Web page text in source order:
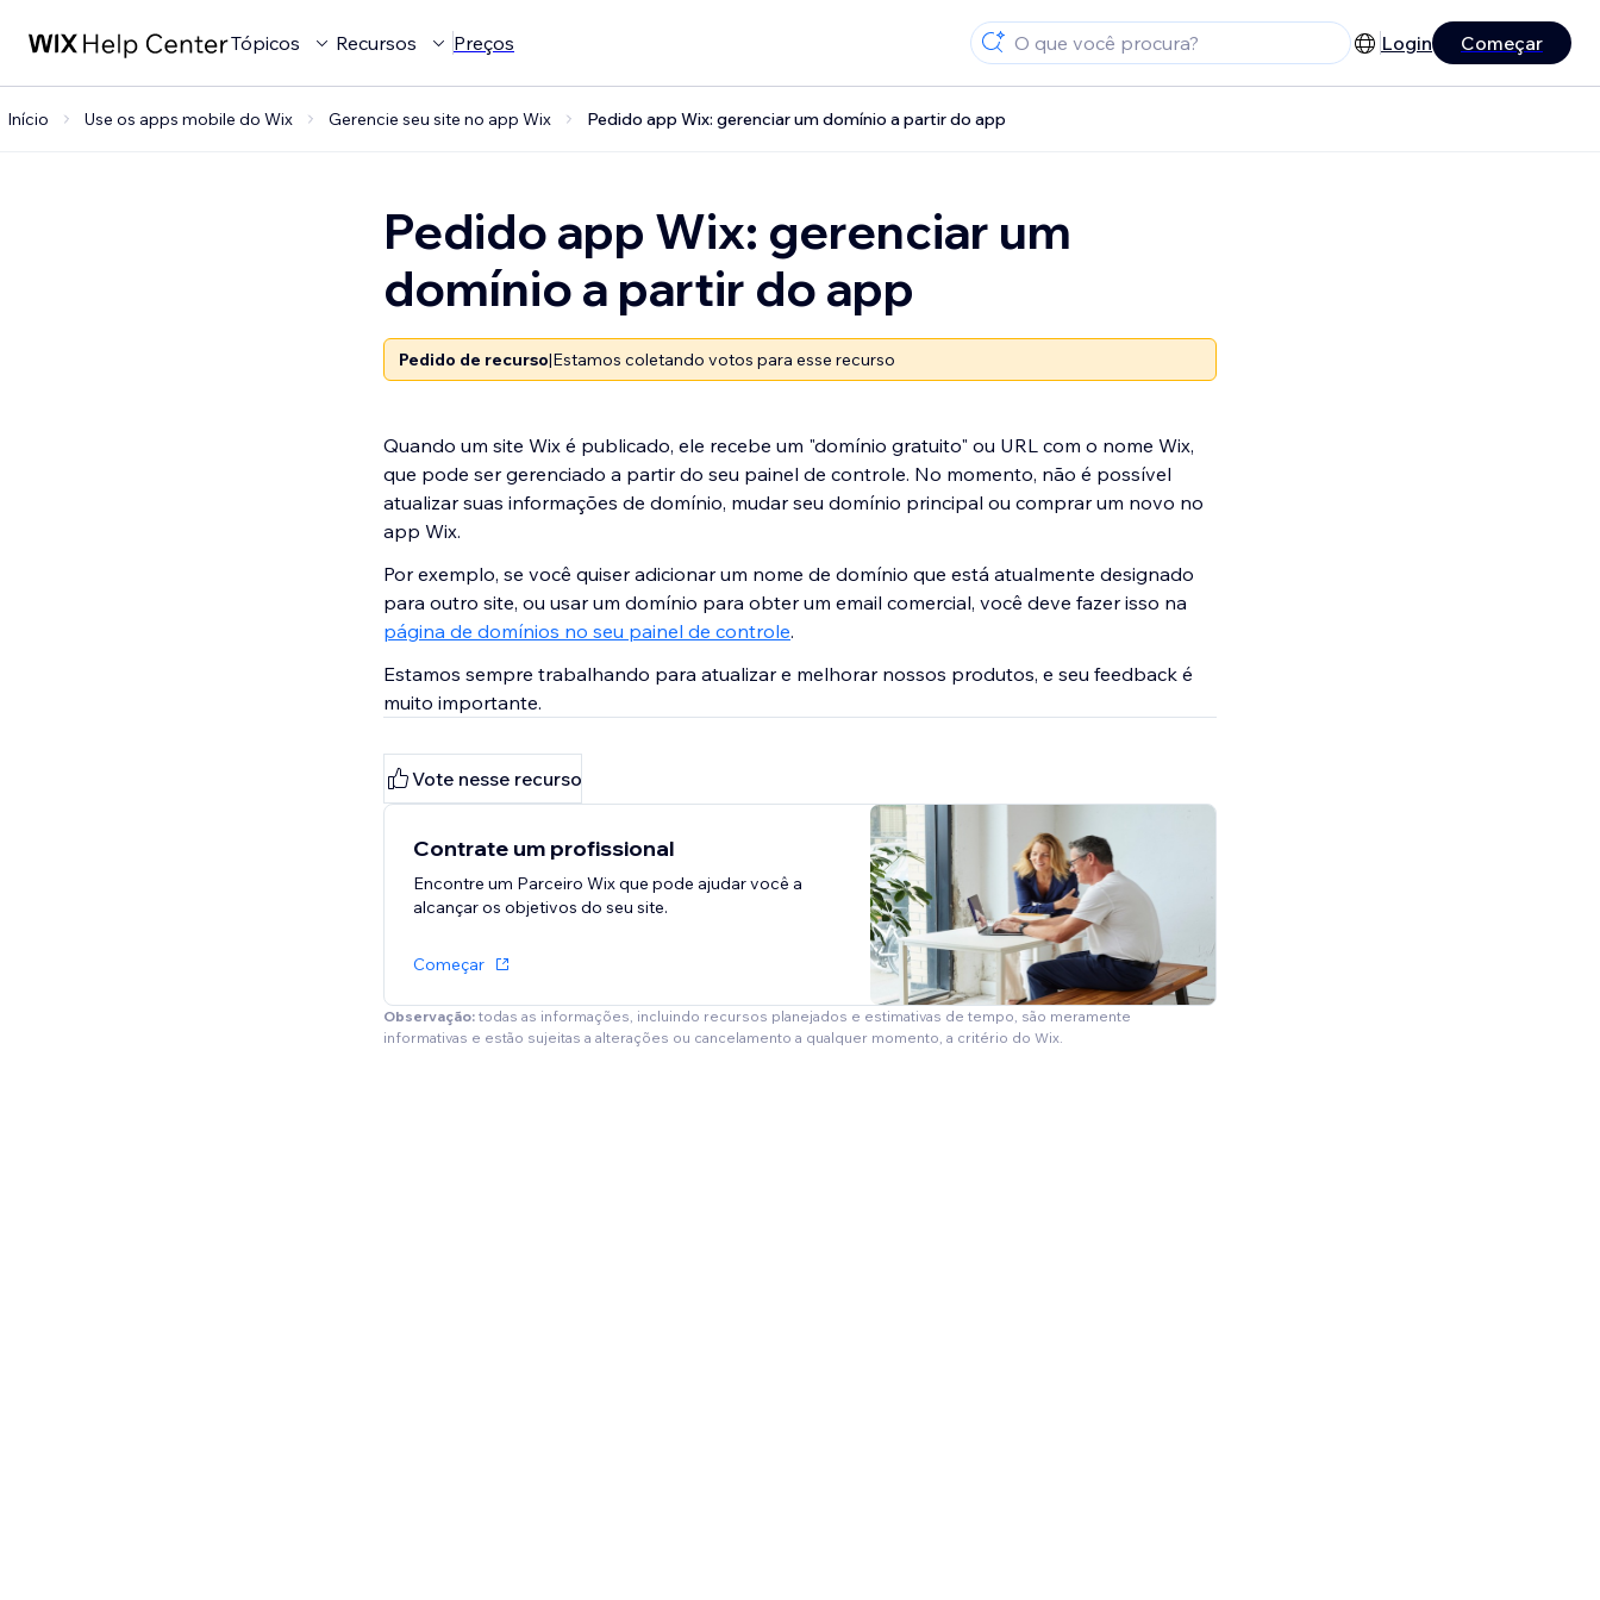
Tópicos Recursos Preços Login Começar
Início Use os apps mobile do Wix Gerencie seu site no app Wix Pedido app Wix: gerenciar um domínio a partir do app
Pedido app Wix: gerenciar um
domínio a partir do app
Pedido de recurso|Estamos coletando votos para esse recurso
Quando um site Wix é publicado, ele recebe um "domínio gratuito" ou URL com o nome Wix,
que pode ser gerenciado a partir do seu painel de controle. No momento, não é possível
atualizar suas informações de domínio, mudar seu domínio principal ou comprar um novo no
app Wix.
Por exemplo, se você quiser adicionar um nome de domínio que está atualmente designado
para outro site, ou usar um domínio para obter um email comercial, você deve fazer isso na
página de domínios no seu painel de controle.
Estamos sempre trabalhando para atualizar e melhorar nossos produtos, e seu feedback é
muito importante.
Vote nesse recurso
Contrate um profissional
Encontre um Parceiro Wix que pode ajudar você a
alcançar os objetivos do seu site.
Começar
Observação: todas as informações, incluindo recursos planejados e estimativas de tempo, são meramente
informativas e estão sujeitas a alterações ou cancelamento a qualquer momento, a critério do Wix.